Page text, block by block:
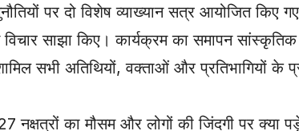
पर दो विशेष व्याख्यान सत्र आयोजित किए
साझा किए। कार्यक्रम का समापन
सभी अतिथियों, वक्ताओं और प्रतिभागियों के
का मौसम और लोगों की जिंदगी पर क्या